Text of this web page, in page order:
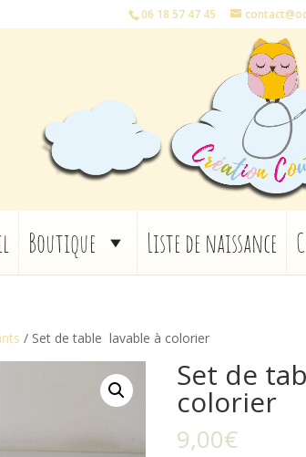
06 18 57 47 45
Boutique Liste de naissance
/ Set de table lavable à colorier
Set de
colorier
9,00€